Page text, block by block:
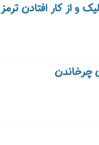
از کار افتادن ترمز
چرخاندن